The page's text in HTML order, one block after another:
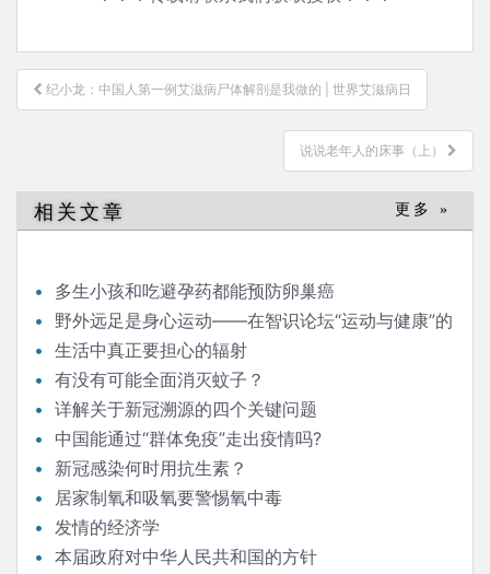
文
章
纪小龙：中国人第一例艾滋病尸体解剖是我做的 | 世界艾滋病日
说说老年人的床事（上）
相关文章 更多 »
多生小孩和吃避孕药都能预防卵巢癌
野外远足是身心运动——在智识论坛“运动与健康”的
发言生活中真正要担心的辐射
有没有可能全面消灭蚊子？
详解关于新冠溯源的四个关键问题
中国能通过“群体免疫”走出疫情吗?
新冠感染何时用抗生素？
居家制氧和吸氧要警惕氧中毒
发情的经济学
本届政府对中华人民共和国的方针